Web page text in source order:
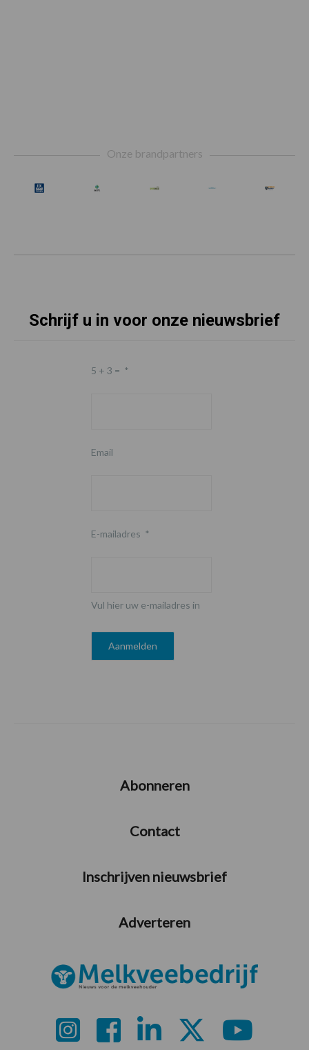
Onze brandpartners
Schrijf u in voor onze nieuwsbrief
5 + 3 = *
Email
E-mailadres *
Vul hier uw e-mailadres in
Abonneren
Contact
Inschrijven nieuwsbrief
Adverteren